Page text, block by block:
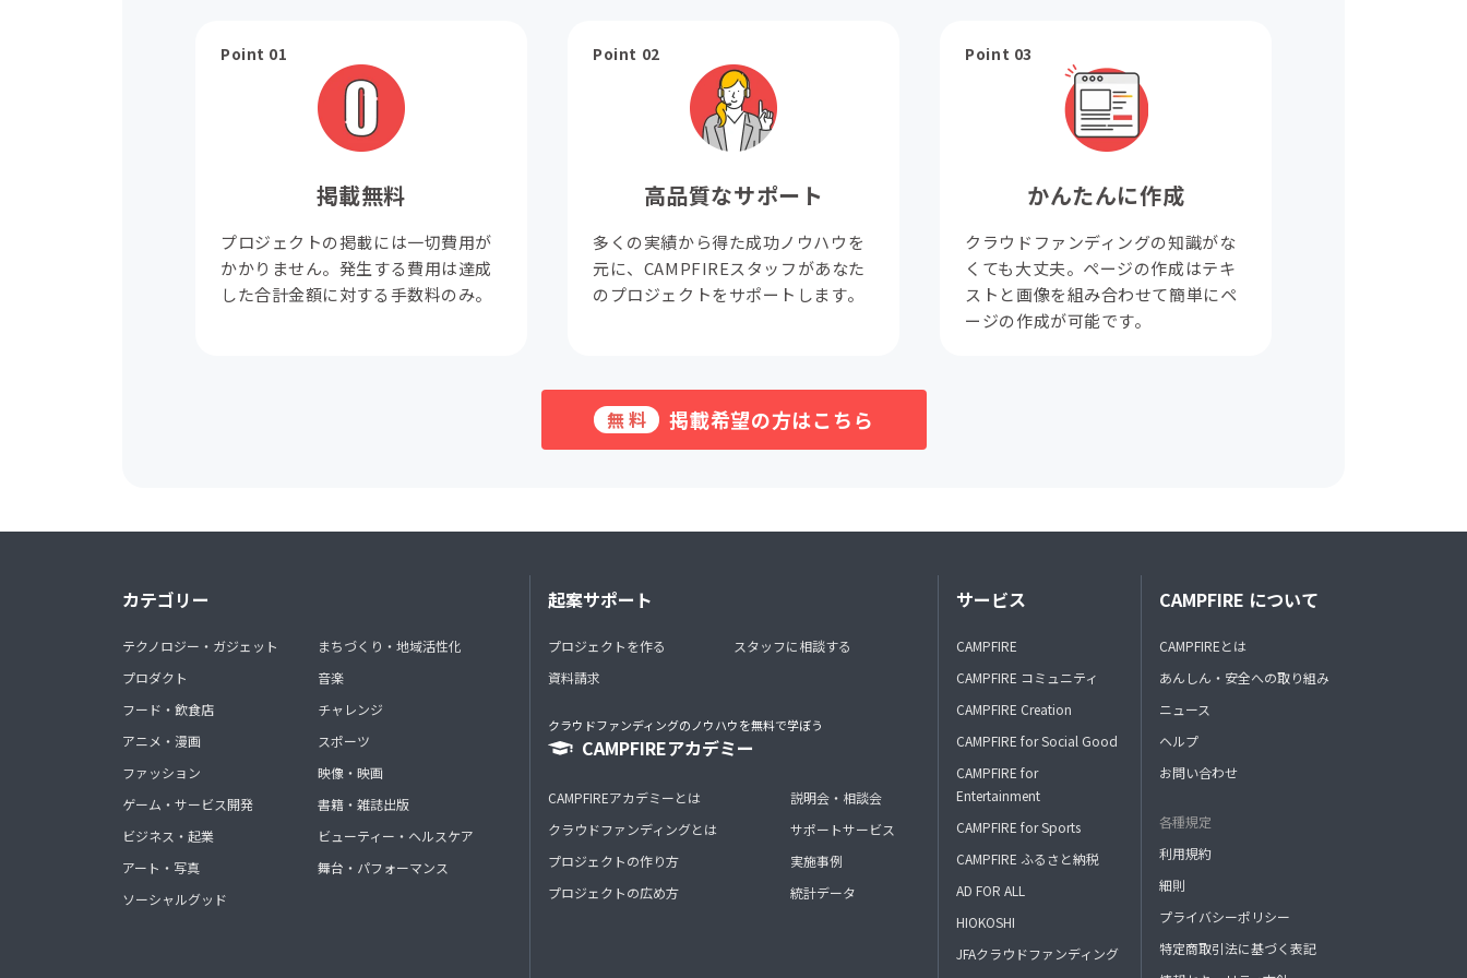
Point 01
掲載無料
プロジェクトの掲載には一切費用が
かかりません。発生する費用は達成
した合計金額に対する手数料のみ。
Point 02
高品質なサポート
多くの実績から得た成功ノウハウを
元に、CAMPFIREスタッフがあなた
のプロジェクトをサポートします。
Point 03
かんたんに作成
クラウドファンディングの知識がな
くても大丈夫。ページの作成はテキ
ストと画像を組み合わせて簡単にペ
ージの作成が可能です。
無料 掲載希望の方はこちら
カテゴリー
テクノロジー・ガジェット
プロダクト
フード・飲食店
アニメ・漫画
ファッション
ゲーム・サービス開発
ビジネス・起業
アート・写真
ソーシャルグッド
まちづくり・地域活性化
音楽
チャレンジ
スポーツ
映像・映画
書籍・雑誌出版
ビューティー・ヘルスケア
舞台・パフォーマンス
起案サポート
プロジェクトを作る
資料請求
スタッフに相談する
クラウドファンディングのノウハウを無料で学ぼう
CAMPFIREアカデミー
CAMPFIREアカデミーとは
クラウドファンディングとは
プロジェクトの作り方
プロジェクトの広め方
説明会・相談会
サポートサービス
実施事例
統計データ
サービス
CAMPFIRE
CAMPFIRE コミュニティ
CAMPFIRE Creation
CAMPFIRE for Social Good
CAMPFIRE for
Entertainment
CAMPFIRE for Sports
CAMPFIRE ふるさと納税
AD FOR ALL
HIOKOSHI
JFAクラウドファンディング
CAMPFIRE について
CAMPFIREとは
あんしん・安全への取り組み
ニュース
ヘルプ
お問い合わせ
各種規定
利用規約
細則
プライバシーポリシー
特定商取引法に基づく表記